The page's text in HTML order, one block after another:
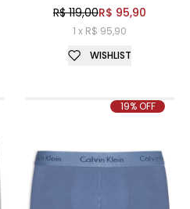
R$ 119,00R$ 95,90
1 x R$ 95,90
WISHLIST
19% OFF